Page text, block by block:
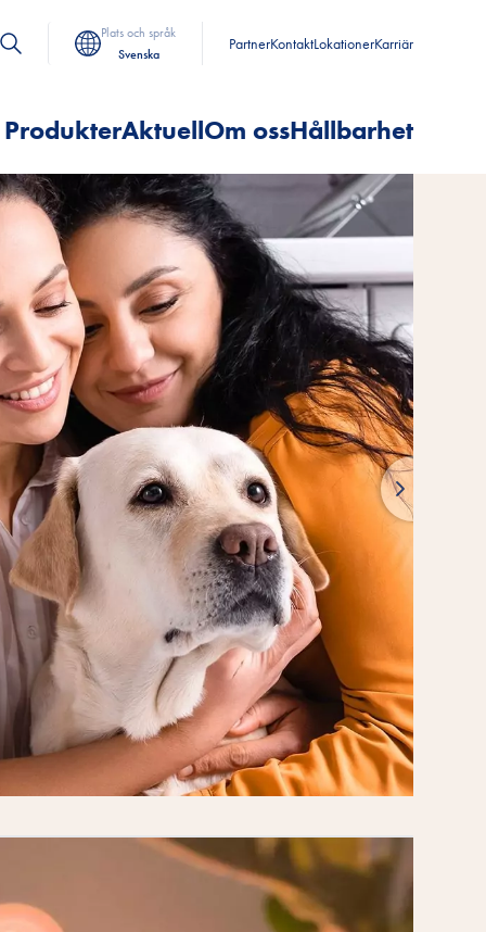
Plats och språk
Svenska
PartnerKontaktLokationerKarriär
ProdukterAktuellOm ossHållbarhet